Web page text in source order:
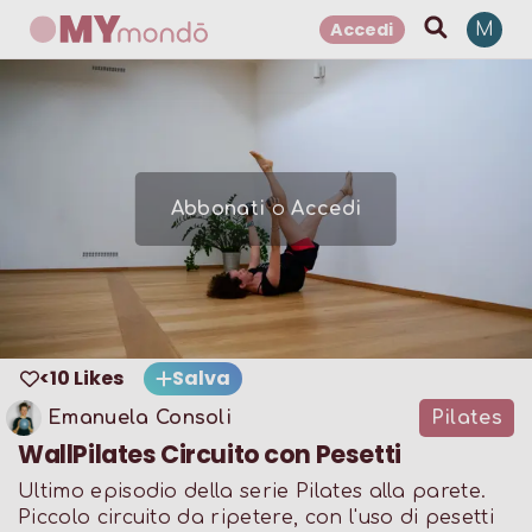
Accedi M
AbbonatioAccedi
<10 Likes Salva
Emanuela Consoli Pilates
WallPilates Circuito con Pesetti
Ultimo episodio della serie Pilates alla parete.
Piccolo circuito da ripetere, con l'uso di pesetti